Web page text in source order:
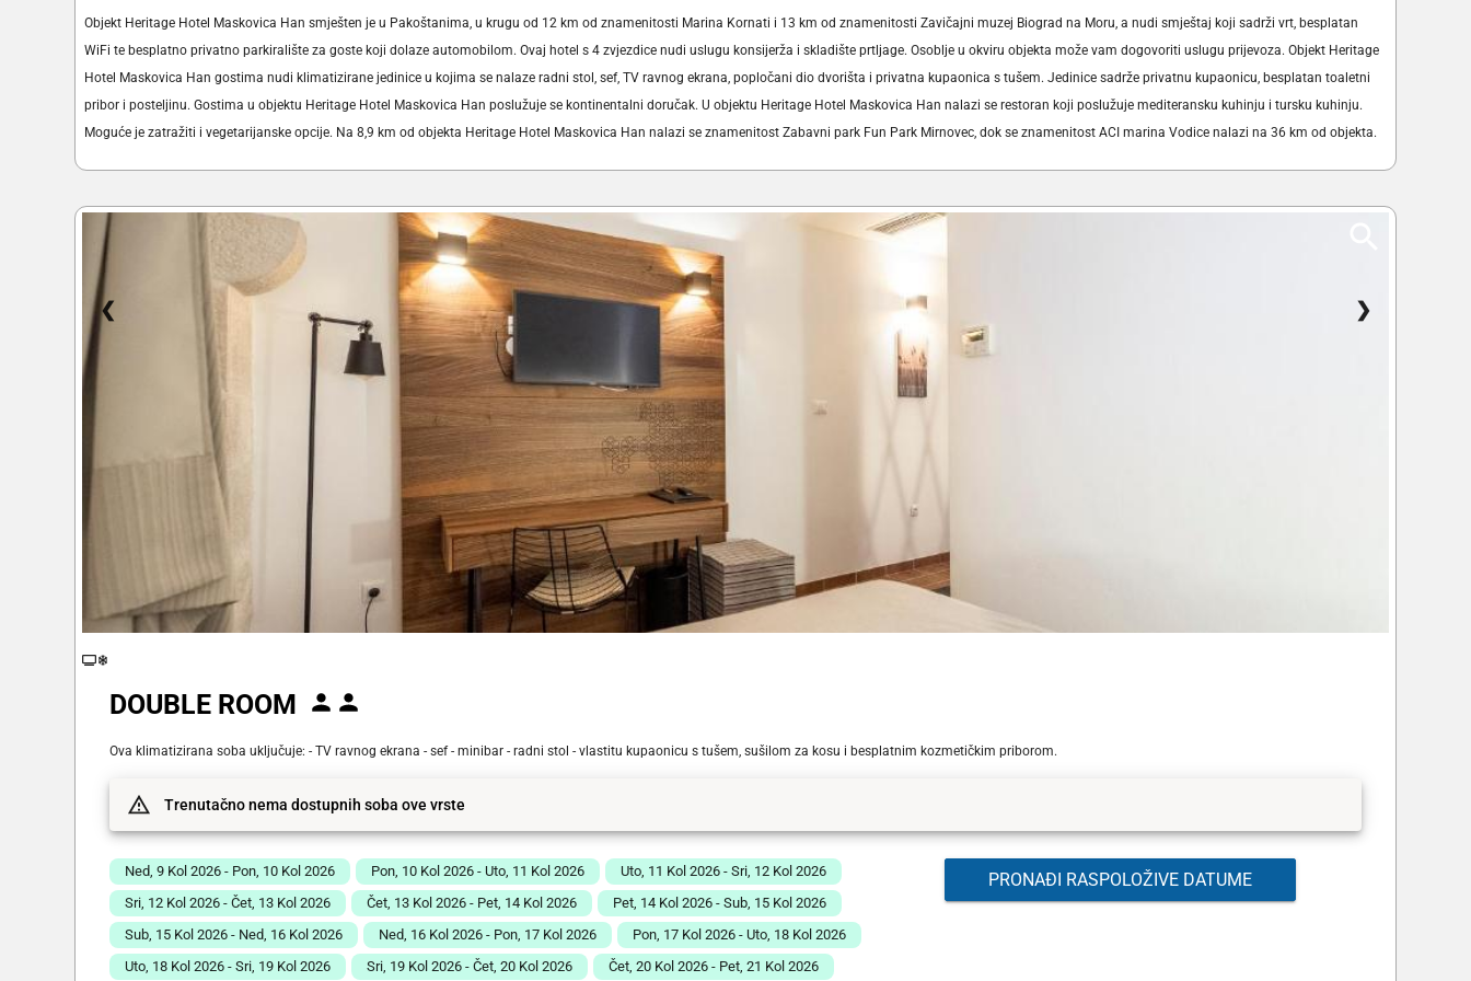
Objekt Heritage Hotel Maskovica Han smješten je u Pakoštanima, u krugu od 12 km od znamenitosti Marina Kornati i 13 km od znamenitosti Zavičajni muzej Biograd na Moru, a nudi smještaj koji sadrži vrt, besplatan
WiFi te besplatno privatno parkiralište za goste koji dolaze automobilom. Ovaj hotel s 4 zvjezdice nudi uslugu konsijerža i skladište prtljage. Osoblje u okviru objekta može vam dogovoriti uslugu prijevoza. Objekt Heritage
Hotel Maskovica Han gostima nudi klimatizirane jedinice u kojima se nalaze radni stol, sef, TV ravnog ekrana, popločani dio dvorišta i privatna kupaonica s tušem. Jedinice sadrže privatnu kupaonicu, besplatan toaletni
pribor i posteljinu. Gostima u objektu Heritage Hotel Maskovica Han poslužuje se kontinentalni doručak. U objektu Heritage Hotel Maskovica Han nalazi se restoran koji poslužuje mediteransku kuhinju i tursku kuhinju.
Moguće je zatražiti i vegetarijanske opcije. Na 8,9 km od objekta Heritage Hotel Maskovica Han nalazi se znamenitost Zabavni park Fun Park Mirnovec, dok se znamenitost ACI marina Vodice nalazi na 36 km od objekta.
❮ ❯
DOUBLE ROOM
Ova klimatizirana soba uključuje: - TV ravnog ekrana - sef - minibar - radni stol - vlastitu kupaonicu s tušem, sušilom za kosu i besplatnim kozmetičkim priborom.
Trenutačno nema dostupnih soba ove vrste
Ned, 9 Kol 2026 - Pon, 10 Kol 2026 Pon, 10 Kol 2026 - Uto, 11 Kol 2026
Uto, 11 Kol 2026 - Sri, 12 Kol 2026
Sri, 12 Kol 2026 - Čet, 13 Kol 2026
Čet, 13 Kol 2026 - Pet, 14 Kol 2026
Pet, 14 Kol 2026 - Sub, 15 Kol 2026
Sub, 15 Kol 2026 - Ned, 16 Kol 2026
Ned, 16 Kol 2026 - Pon, 17 Kol 2026
Pon, 17 Kol 2026 - Uto, 18 Kol 2026
Uto, 18 Kol 2026 - Sri, 19 Kol 2026
Sri, 19 Kol 2026 - Čet, 20 Kol 2026 Čet, 20 Kol 2026 - Pet, 21 Kol 2026
PRONAĐI RASPOLOŽIVE DATUME